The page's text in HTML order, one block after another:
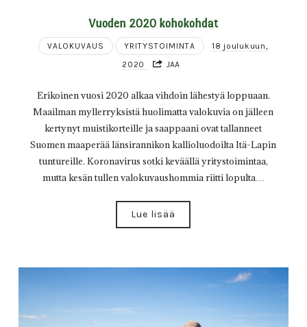
Vuoden 2020 kohokohdat
VALOKUVAUS YRITYSTOIMINTA
18 joulukuun,
2020
JAA
Erikoinen vuosi 2020 alkaa vihdoin lähestyä loppuaan.
Maailman myllerryksistä huolimatta valokuvia on jälleen
kertynyt muistikorteille ja saappaani ovat tallanneet
Suomen maaperää länsirannikon kallioluodoilta Itä-Lapin
tuntureille. Koronavirus sotki keväällä yritystoimintaa,
mutta kesän tullen valokuvaushommia riitti lopulta…
Lue lisää